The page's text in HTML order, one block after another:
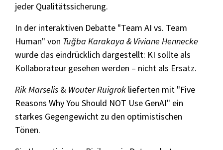
jeder Qualitätssicherung.
In der interaktiven Debatte "Team AI vs. Team
Human" von Tuğba Karakaya & Viviane Hennecke
wurde das eindrücklich dargestellt: KI sollte als
Kollaborateur gesehen werden – nicht als Ersatz.
Rik Marselis & Wouter Ruigrok lieferten mit "Five
Reasons Why You Should NOT Use GenAI" ein
starkes Gegengewicht zu den optimistischen
Tönen.